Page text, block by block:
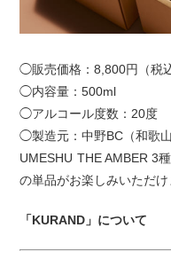
◯販売価格：8,800円（税
◯内容量：500ml
◯アルコール度数：20度
◯製造元：中野BC（和歌山
UMESHU THE AMBER 3
の単品がお楽しみいただけ
「KURAND」について